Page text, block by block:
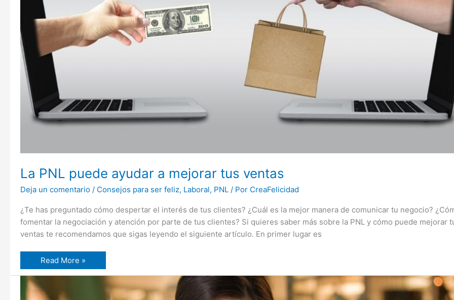
La PNL puede ayudar a mejorar tus ventas
Deja un comentario / Consejos para ser feliz, Laboral, PNL / Por CreaFelicidad
¿Te has preguntado cómo despertar el interés de tus clientes? ¿Cuál es la mejor manera de comunicar tu negocio?
fomentar la negociación y atención por parte de tus clientes? Si quieres saber más sobre la PNL y cómo puede mejorar
ventas te recomendamos que sigas leyendo el siguiente artículo. En primer lugar es
Read More »
apps
gratuitas